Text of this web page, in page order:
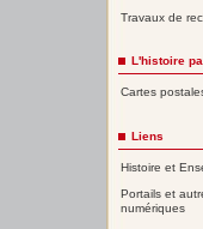
Travaux de
L'histoire
Cartes
Liens
Histoire et
Portails et
numériques